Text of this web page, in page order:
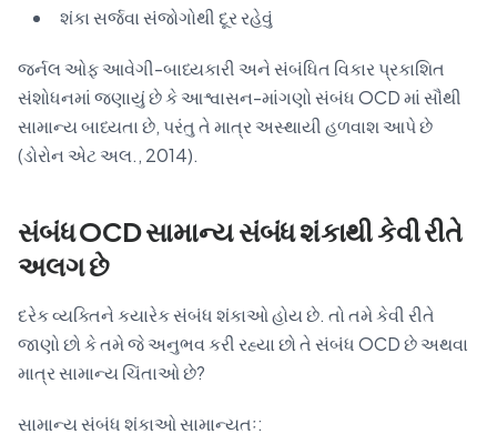
શંકા સર્જવા સંજોગોથી દૂર રહેવું
જર્નલ ઓફ આવેગી-બાધ્યકારી અને સંબંધિત વિકાર પ્રકાશિત
સંશોધનમાં જણાયું છે કે આશ્વાસન-માંગણો સંબંધ OCD માં સૌથી
સામાન્ય બાધ્યતા છે, પરંતુ તે માત્ર અસ્થાયી હળવાશ આપે છે
(ડોરોન એટ અલ., 2014).
સંબંધ OCD સામાન્ય સંબંધ શંકાથી કેવી રીતે
અલગ છે
દરેક વ્યક્તિને કયારેક સંબંધ શંકાઓ હોય છે. તો તમે કેવી રીતે
જાણો છો કે તમે જે અનુભવ કરી રહ્યા છો તે સંબંધ OCD છે અથવા
માત્ર સામાન્ય ચિંતાઓ છે?
સામાન્ય સંબંધ શંકાઓ સામાન્યતઃ: